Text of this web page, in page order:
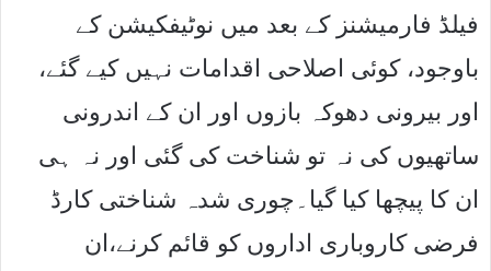
فیلڈ فارمیشنز کے بعد میں نوٹیفکیشن کے
باوجود، کوئی اصلاحی اقدامات نہیں کیے گئے،
اور بیرونی دھوکہ بازوں اور ان کے اندرونی
ساتھیوں کی نہ تو شناخت کی گئی اور نہ ہی
ان کا پیچھا کیا گیا۔چوری شدہ شناختی کارڈ
فرضی کاروباری اداروں کو قائم کرنے،ان